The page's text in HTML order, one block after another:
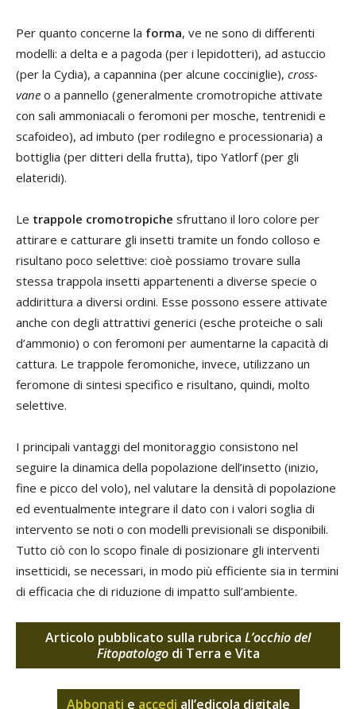
Per quanto concerne la forma, ve ne sono di differenti
modelli: a delta e a pagoda (per i lepidotteri), ad astuccio
(per la Cydia), a capannina (per alcune cocciniglie), cross-
vane o a pannello (generalmente cromotropiche attivate
con sali ammoniacali o feromoni per mosche, tentrenidi e
scafoideo), ad imbuto (per rodilegno e processionaria) a
bottiglia (per ditteri della frutta), tipo Yatlorf (per gli
elateridi).
Le trappole cromotropiche sfruttano il loro colore per
attirare e catturare gli insetti tramite un fondo colloso e
risultano poco selettive: cioè possiamo trovare sulla
stessa trappola insetti appartenenti a diverse specie o
addirittura a diversi ordini. Esse possono essere attivate
anche con degli attrattivi generici (esche proteiche o sali
d’ammonio) o con feromoni per aumentarne la capacità di
cattura. Le trappole feromoniche, invece, utilizzano un
feromone di sintesi specifico e risultano, quindi, molto
selettive.
I principali vantaggi del monitoraggio consistono nel
seguire la dinamica della popolazione dell’insetto (inizio,
fine e picco del volo), nel valutare la densità di popolazione
ed eventualmente integrare il dato con i valori soglia di
intervento se noti o con modelli previsionali se disponibili.
Tutto ciò con lo scopo finale di posizionare gli interventi
insetticidi, se necessari, in modo più efficiente sia in termini
di efficacia che di riduzione di impatto sull’ambiente.
Articolo pubblicato sulla rubrica L’occhio del
Fitopatologodi Terra e Vita
Abbonati e accedi all’edicola digitale